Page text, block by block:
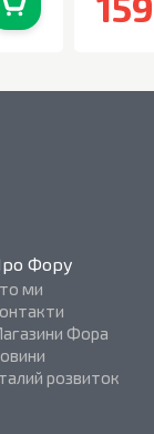
Фору
ми
Фора
розвиток